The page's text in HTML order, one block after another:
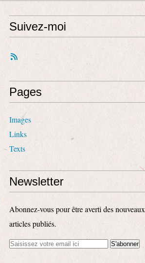
Suivez-moi
Pages
Images
Links
Texts
Newsletter
Abonnez-vous pour être averti des nouveaux
articles publiés.